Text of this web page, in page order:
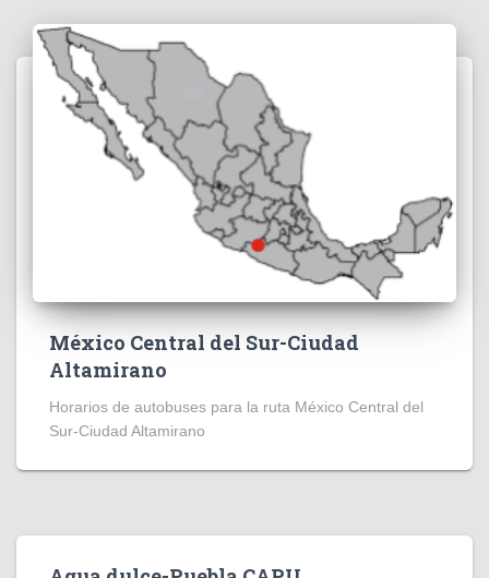
México Central del Sur-Ciudad
Altamirano
Horarios de autobuses para la ruta México Central del
Sur-Ciudad Altamirano